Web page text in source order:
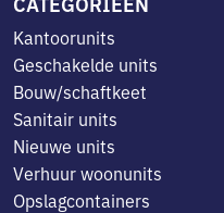
Kantoorunits
Geschakelde units
Bouw/schaftkeet
Sanitair units
Nieuwe units
Verhuur woonunits
Opslagcontainers